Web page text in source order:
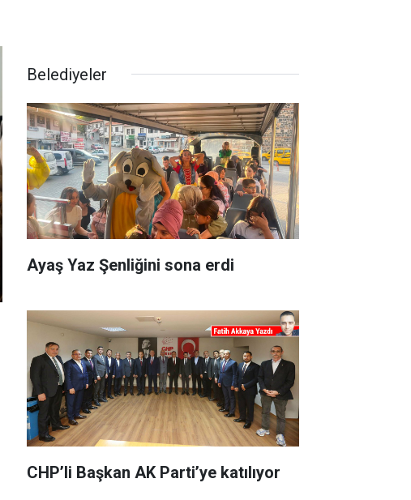
Belediyeler
Ayaş Yaz Şenliğini sona erdi
CHP’li Başkan AK Parti’ye katılıyor